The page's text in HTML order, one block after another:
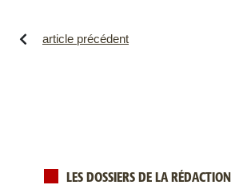
article précédent
LES DOSSIERS DE LA RÉDACTION